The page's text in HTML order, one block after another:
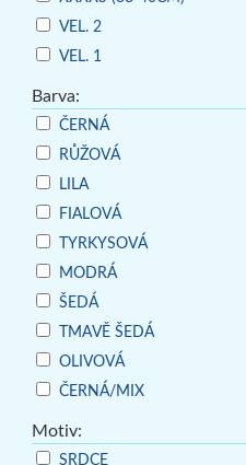
VEL. 2
VEL. 1
Barva:
ČERNÁ
RŮŽOVÁ
LILA
FIALOVÁ
TYRKYSOVÁ
MODRÁ
ŠEDÁ
TMAVĚ ŠEDÁ
OLIVOVÁ
ČERNÁ/MIX
Motiv:
SRDCE